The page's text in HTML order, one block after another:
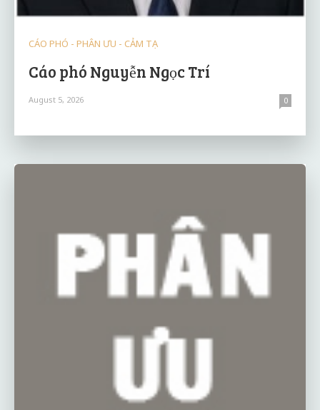
CÁO PHÓ - PHÂN ƯU - CẢM TẠ
Cáo phó Nguyễn Ngọc Trí
August 5, 2026 0